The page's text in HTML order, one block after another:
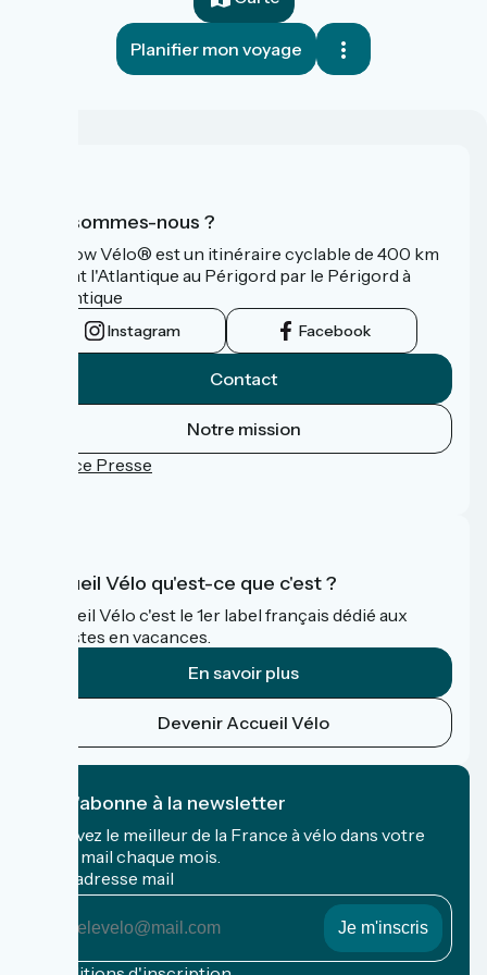
Planifier mon voyage
Qui sommes-nous ?
La Flow Vélo® est un itinéraire cyclable de 400 km
reliant l'Atlantique au Périgord par le Périgord à
l’Atlantique
Instagram Facebook
Contact
Notre mission
Espace Presse
Accueil Vélo qu'est-ce que c'est ?
Accueil Vélo c'est le 1er label français dédié aux
cyclistes en vacances.
En savoir plus
Devenir Accueil Vélo
Je m'abonne à la newsletter
Recevez le meilleur de la France à vélo dans votre
boîte mail chaque mois.
Mon adresse mail
Mon
adresse